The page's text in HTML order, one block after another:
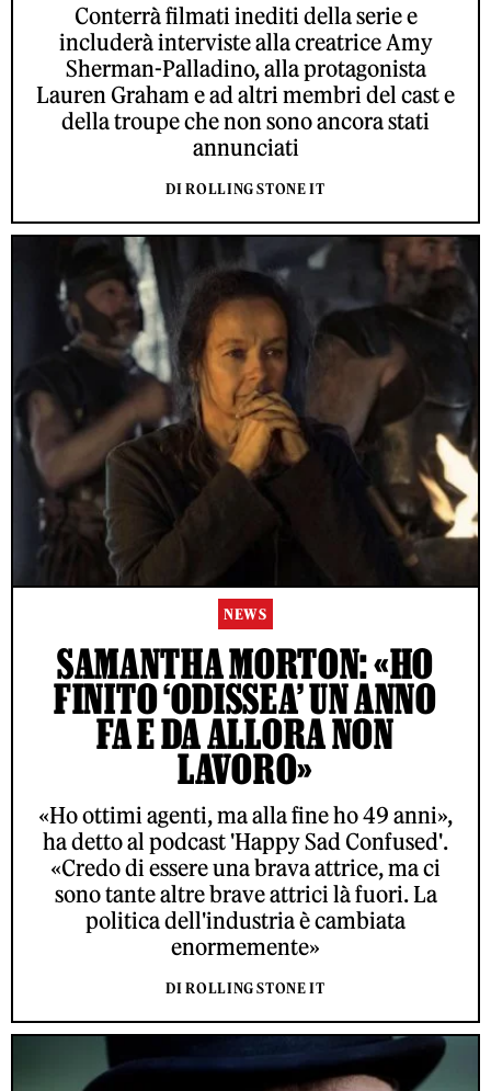
Conterrà filmati inediti della serie e
includerà interviste alla creatrice Amy
Sherman-Palladino, alla protagonista
Lauren Graham e ad altri membri del cast e
della troupe che non sono ancora stati
annunciati
DI ROLLING STONE IT
NEWS
SAMANTHA MORTON: «HO
FINITO ‘ODISSEA’ UN ANNO
FA E DA ALLORA NON
LAVORO»
«Ho ottimi agenti, ma alla fine ho 49 anni»,
ha detto al podcast 'Happy Sad Confused'.
«Credo di essere una brava attrice, ma ci
sono tante altre brave attrici là fuori. La
politica dell'industria è cambiata
enormemente»
DI ROLLING STONE IT